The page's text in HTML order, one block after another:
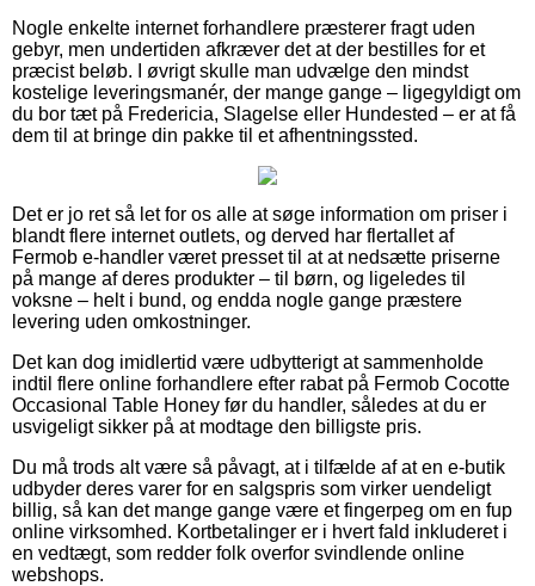
Nogle enkelte internet forhandlere præsterer fragt uden
gebyr, men undertiden afkræver det at der bestilles for et
præcist beløb. I øvrigt skulle man udvælge den mindst
kostelige leveringsmanér, der mange gange – ligegyldigt om
du bor tæt på Fredericia, Slagelse eller Hundested – er at få
dem til at bringe din pakke til et afhentningssted.
Det er jo ret så let for os alle at søge information om priser i
blandt flere internet outlets, og derved har flertallet af
Fermob e-handler været presset til at at nedsætte priserne
på mange af deres produkter – til børn, og ligeledes til
voksne – helt i bund, og endda nogle gange præstere
levering uden omkostninger.
Det kan dog imidlertid være udbytterigt at sammenholde
indtil flere online forhandlere efter rabat på Fermob Cocotte
Occasional Table Honey før du handler, således at du er
usvigeligt sikker på at modtage den billigste pris.
Du må trods alt være så påvagt, at i tilfælde af at en e-butik
udbyder deres varer for en salgspris som virker uendeligt
billig, så kan det mange gange være et fingerpeg om en fup
online virksomhed. Kortbetalinger er i hvert fald inkluderet i
en vedtægt, som redder folk overfor svindlende online
webshops.